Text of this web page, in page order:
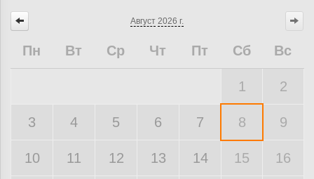
Август 2026 г.
Пн Вт Ср Чт Пт Сб Вс
1 2
3 4 5 6 7 8 9
10 11 12 13 14 15 16